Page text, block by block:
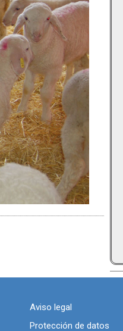
Aviso legal
Protección de datos